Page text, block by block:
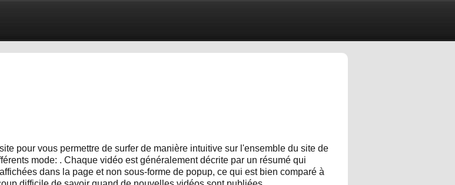
pour vous permettre de surfer de manière intuitive sur l'ensemble du site de
mode: . Chaque vidéo est généralement décrite par un résumé qui
dans la page et non sous-forme de popup, ce qui est bien comparé à